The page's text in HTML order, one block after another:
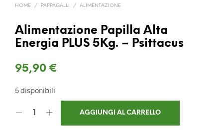
HOME / PAPPAGALLI / ALIMENTAZIONE
Alimentazione Papilla Alta
Energia PLUS 5Kg. – Psittacus
95,90 €
5 disponibili
AGGIUNGI AL CARRELLO